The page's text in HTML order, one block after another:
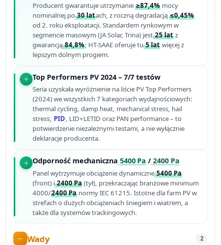
Producent gwarantuje utrzymanie≥87,4% mocy
nominalnej po30 latach, z roczną degradacją≤0,45%
od 2. roku eksploatacji. Standardem rynkowym w
segmencie masowym (JA Solar, Trina) jest25 lat z
gwarancją84,8%; HT-SAAE oferuje tu5 lat więcej z
lepszym dolnym progiem.
Top Performers PV 2024 – 7/7 testów
Seria uzyskała wyróżnienie na liście PV Top Performers
(2024) we wszystkich 7 kategoriach wydajnościowych:
thermal cycling, damp heat, mechanical stress, hail
stress, PID, LID+LETID oraz PAN performance – to
potwierdzenie niezależnymi testami, a nie wyłącznie
deklaracje producenta.
Odporność mechaniczna 5400 Pa / 2400 Pa
Panel wytrzymuje obciążenie dynamiczne5400 Pa
(front) i2400 Pa (tył), przekraczając branżowe minimum
4000/2400 Pa normy IEC 61215. Istotne dla farm PV w
strefach o dużych obciążeniach śniegiem i wiatrem, a
także dla systemów trackingowych.
Wady 2